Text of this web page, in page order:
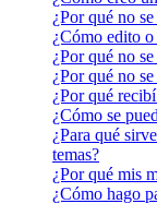
¿Por qué no
¿Cómo edito
¿Por qué no
¿Por qué no
¿Por qué
¿Cómo se
¿Para qué
temas?
¿Por qué mis
¿Cómo hago